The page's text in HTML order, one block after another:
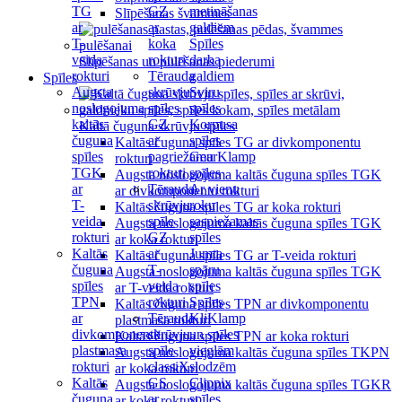
TG
ar
T-
veida
rokturi
Augsta
noslogojuma
kaltās
čuguna
spīles
TGK
ar
T-
veida
rokturi
Kaltās
čuguna
spīles
TPN
ar
divkomponentu
plastmasa
rokturi
Kaltās
čuguna
GZ
ar
koka
rokturi
Tērauda
skrūvju
spīles
GZ
ar
pagriežamu
rokturi
Tērauda
skrūvju
spīle
GZ
ar
T-
veida
rokturi
Tērauda
skrūvju
spīle
classiX
GS
ar
metināšanas
galdiem
Spīles
darba
galdiem
Sviru
spīles
Korpusa
spīles
GearKlamp
spīles
Ar vienu
roku
saspiežamas
spīles
Jumta
spāru
spīles
Spīles
KliKlamp
un spīles
vieglām
slodzēm
Clippix
spīles
Slīpēšanas švammes
Slīpēšanas un pulēšanas piederumi
Spīles
Kaltā čuguna skrūvju spīles
Kaltās čuguna spīles TG ar divkomponentu
rokturi
Augsta noslogojuma kaltās čuguna spīles TGK
ar divkomponentu rokturi
Kaltās čuguna spīles TG ar koka rokturi
Augsta noslogojuma kaltās čuguna spīles TGK
ar koka rokturi
Kaltās čuguna spīles TG ar T-veida rokturi
Augsta noslogojuma kaltās čuguna spīles TGK
ar T-veida rokturi
Kaltās čuguna spīles TPN ar divkomponentu
plastmasa rokturi
Kaltās čuguna spīles TPN ar koka rokturi
Augsta noslogojuma kaltās čuguna spīles TKPN
ar koka rokturi
Augsta noslogojuma kaltās čuguna spīles TGKR